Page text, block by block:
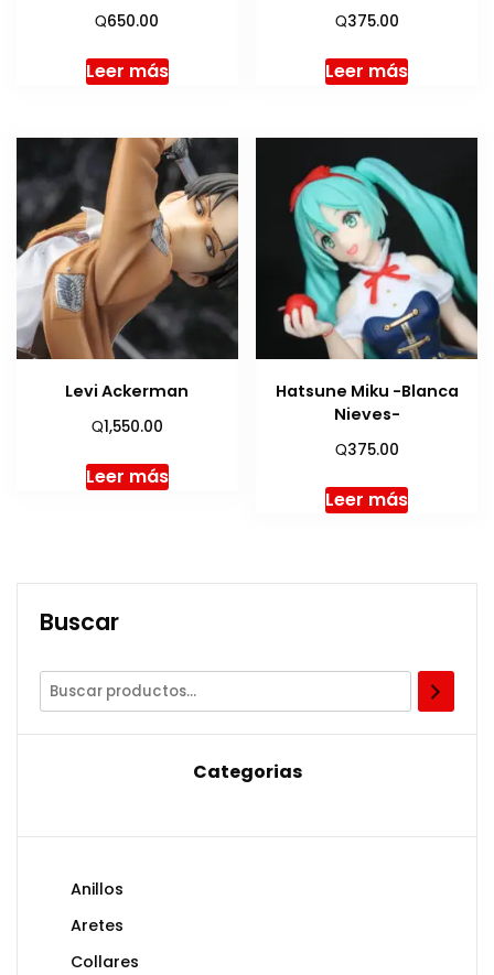
Q650.00
Leer más
Q375.00
Leer más
Levi Ackerman
Q1,550.00
Leer más
Hatsune Miku -Blanca
Nieves-
Q375.00
Leer más
Buscar
Categorias
Anillos
Aretes
Collares